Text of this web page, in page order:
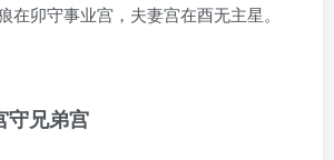
在卯守事业宫，夫妻宫在酉无主星。
兄弟宫